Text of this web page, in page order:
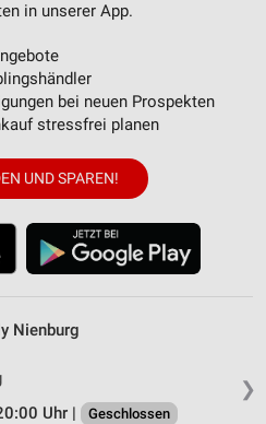
in unserer App.
bei neuen Prospekten
stressfrei planen
UND SPAREN!
❯
Nienburg
Uhr |
Geschlossen